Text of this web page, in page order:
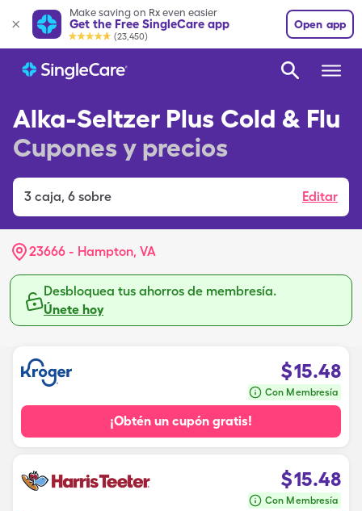
Make saving on Rx even easier
Get the Free SingleCare app
(23,450)
Open app
Alka-Seltzer Plus Cold & Flu
Cupones y precios
3 caja, 6 sobre Editar
23666 - Hampton, VA
Desbloquea tus ahorros de membresía.
Únete hoy
$15.48
Con Membresía
¡Obtén un cupón gratis!
$15.48
Con Membresía